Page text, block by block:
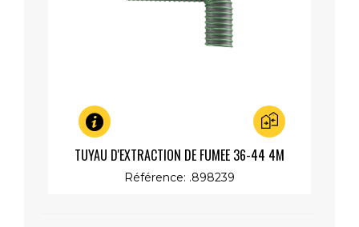
TUYAU D'EXTRACTION DE FUMEE 36-44 4M
Référence: .898239